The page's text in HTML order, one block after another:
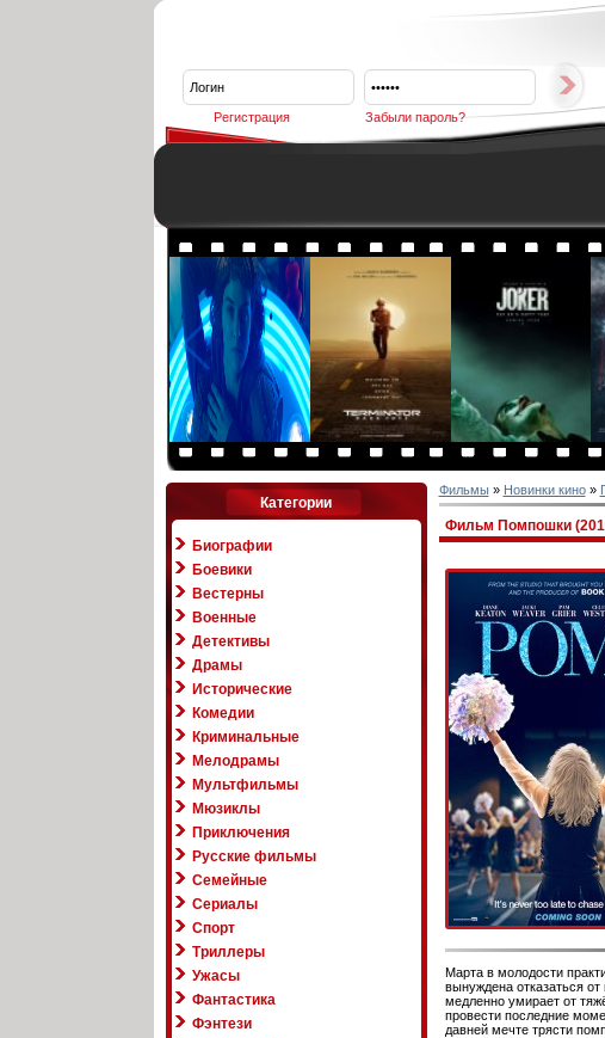
Регистрация Забыли пароль?
Категории
Биографии
Боевики
Вестерны
Военные
Детективы
Драмы
Исторические
Комедии
Криминальные
Мелодрамы
Мультфильмы
Мюзиклы
Приключения
Русские фильмы
Семейные
Сериалы
Спорт
Триллеры
Ужасы
Фантастика
Фэнтези
Фильмы» Новинки кино»
Фильм Помпошки
Марта в молодости
вынуждена отказаться
медленно умирает от
провести последние
давней мечте трясти